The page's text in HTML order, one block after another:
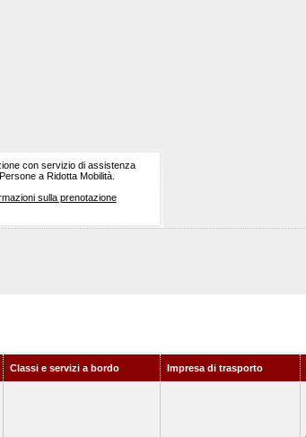
con servizio di assistenza
a Ridotta Mobilità.
sulla prenotazione
Classi e servizi a bordo Impresa di trasporto